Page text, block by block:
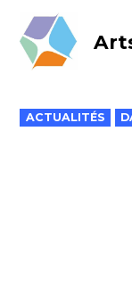
content
POSTED
IN
ACTUALITÉS